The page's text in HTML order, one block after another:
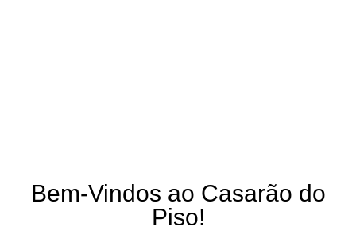
Bem-Vindos ao Casarão do
Piso!